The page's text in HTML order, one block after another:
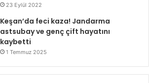
23 Eylül 2022
Keşan’da feci kaza! Jandarma
astsubay ve genç çift hayatını
kaybetti
1 Temmuz 2025